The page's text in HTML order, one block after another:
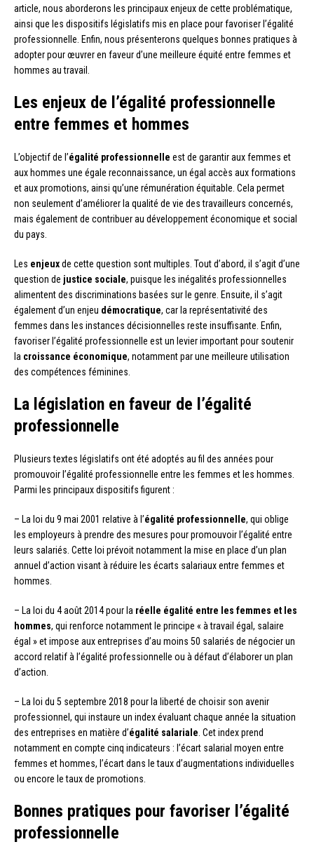
article, nous aborderons les principaux enjeux de cette problématique,
ainsi que les dispositifs législatifs mis en place pour favoriser l’égalité
professionnelle. Enfin, nous présenterons quelques bonnes pratiques à
adopter pour œuvrer en faveur d’une meilleure équité entre femmes et
hommes au travail.
Les enjeux de l’égalité professionnelle
entre femmes et hommes
L’objectif de l’égalité professionnelle est de garantir aux femmes et
aux hommes une égale reconnaissance, un égal accès aux formations
et aux promotions, ainsi qu’une rémunération équitable. Cela permet
non seulement d’améliorer la qualité de vie des travailleurs concernés,
mais également de contribuer au développement économique et social
du pays.
Les enjeuxde cette question sont multiples. Tout d’abord, il s’agit d’une
question de justice sociale, puisque les inégalités professionnelles
alimentent des discriminations basées sur le genre. Ensuite, il s’agit
également d’un enjeu démocratique, car la représentativité des
femmes dans les instances décisionnelles reste insuffisante. Enfin,
favoriser l’égalité professionnelle est un levier important pour soutenir
la croissance économique, notamment par une meilleure utilisation
des compétences féminines.
La législation en faveur de l’égalité
professionnelle
Plusieurs textes législatifs ont été adoptés au fil des années pour
promouvoir l’égalité professionnelle entre les femmes et les hommes.
Parmi les principaux dispositifs figurent :
– La loi du 9 mai 2001 relative à l’égalité professionnelle, qui oblige
les employeurs à prendre des mesures pour promouvoir l’égalité entre
leurs salariés. Cette loi prévoit notamment la mise en place d’un plan
annuel d’action visant à réduire les écarts salariaux entre femmes et
hommes.
– La loi du 4 août 2014 pour la réelle égalité entre les femmes et les
hommes, qui renforce notamment le principe « à travail égal, salaire
égal » et impose aux entreprises d’au moins 50 salariés de négocier un
accord relatif à l’égalité professionnelle ou à défaut d’élaborer un plan
d’action.
– La loi du 5 septembre 2018 pour la liberté de choisir son avenir
professionnel, qui instaure un index évaluant chaque année la situation
des entreprises en matière d’égalité salariale . Cet index prend
notamment en compte cinq indicateurs : l’écart salarial moyen entre
femmes et hommes, l’écart dans le taux d’augmentations individuelles
ou encore le taux de promotions.
Bonnes pratiques pour favoriser l’égalité
professionnelle